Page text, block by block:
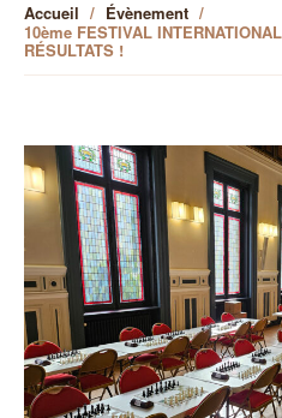
Accueil
Évènement
10ème FESTIVAL
RÉSULTATS !